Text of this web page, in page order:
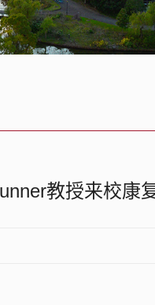
教授来校康